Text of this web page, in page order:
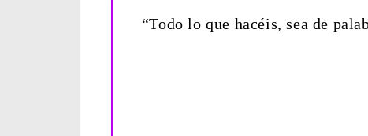
“Todo lo que hacéis, sea de